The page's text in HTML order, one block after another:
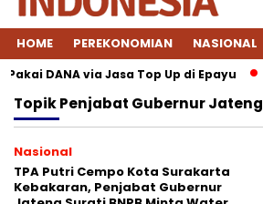
HOME PEREKONOMIAN NASIONAL
DANA via Jasa Top Up di Epayu
TopikPenjabat Gubernur Jateng
Nasional
TPA Putri Cempo Kota Surakarta
Kebakaran, Penjabat Gubernur